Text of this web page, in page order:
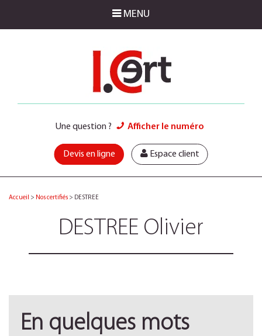
MENU
Une question ? Afficher le numéro
Devis en ligne Espace client
Accueil > Nos certifiés > DESTREE
DESTREE Olivier
En quelques mots